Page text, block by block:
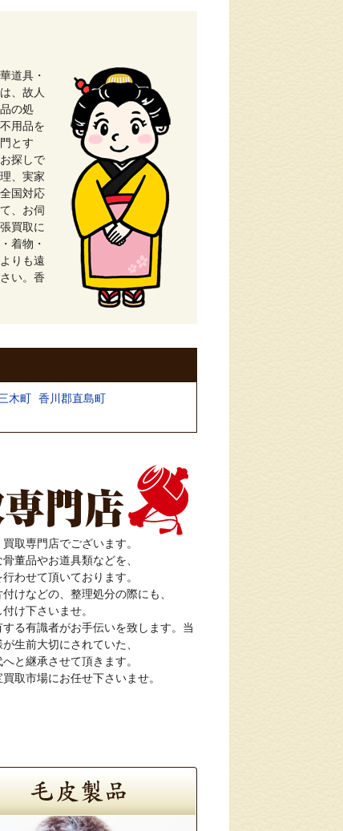
道具・
、故人
の処
用品を
とす
探しで
、実家
国対応
、お伺
買取に
着物・
りも遠
い。香
木町 香川郡直島町
取専門店でございます。
董品やお道具類などを、
わせて頂いております。
けなどの、整理処分の際にも、
け下さいませ。
る有識者がお手伝いを致します。当
生前大切にされていた、
と継承させて頂きます。
取市場にお任せ下さいませ。